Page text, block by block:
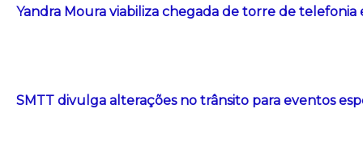
Yandra Moura viabiliza chegada de torre de telefonia
SMTT divulga alterações no trânsito para eventos